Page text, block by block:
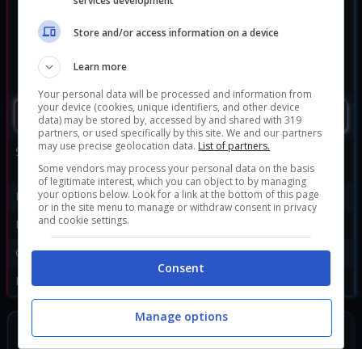
SEGUIMI
Sviluppatore:
Wizards Digital Games
Studio
Publisher:
Wizards of the Coast
Disponibile per:
Genere:
Strategia
Data di rilascio:
SEGUICI SUI SOCIAL
Store and/or access information on a device
Learn more
Your personal data will be processed and information from
your device (cookies, unique identifiers, and other device
data) may be stored by, accessed by and shared with 319
partners, or used specifically by this site. We and our partners
may use precise geolocation data. List of partners.
Some vendors may process your personal data on the basis
of legitimate interest, which you can object to by managing
your options below. Look for a link at the bottom of this page
or in the site menu to manage or withdraw consent in privacy
and cookie settings.
Consent
Manage options